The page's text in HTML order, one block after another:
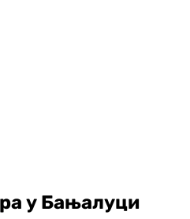
у Бањалуци